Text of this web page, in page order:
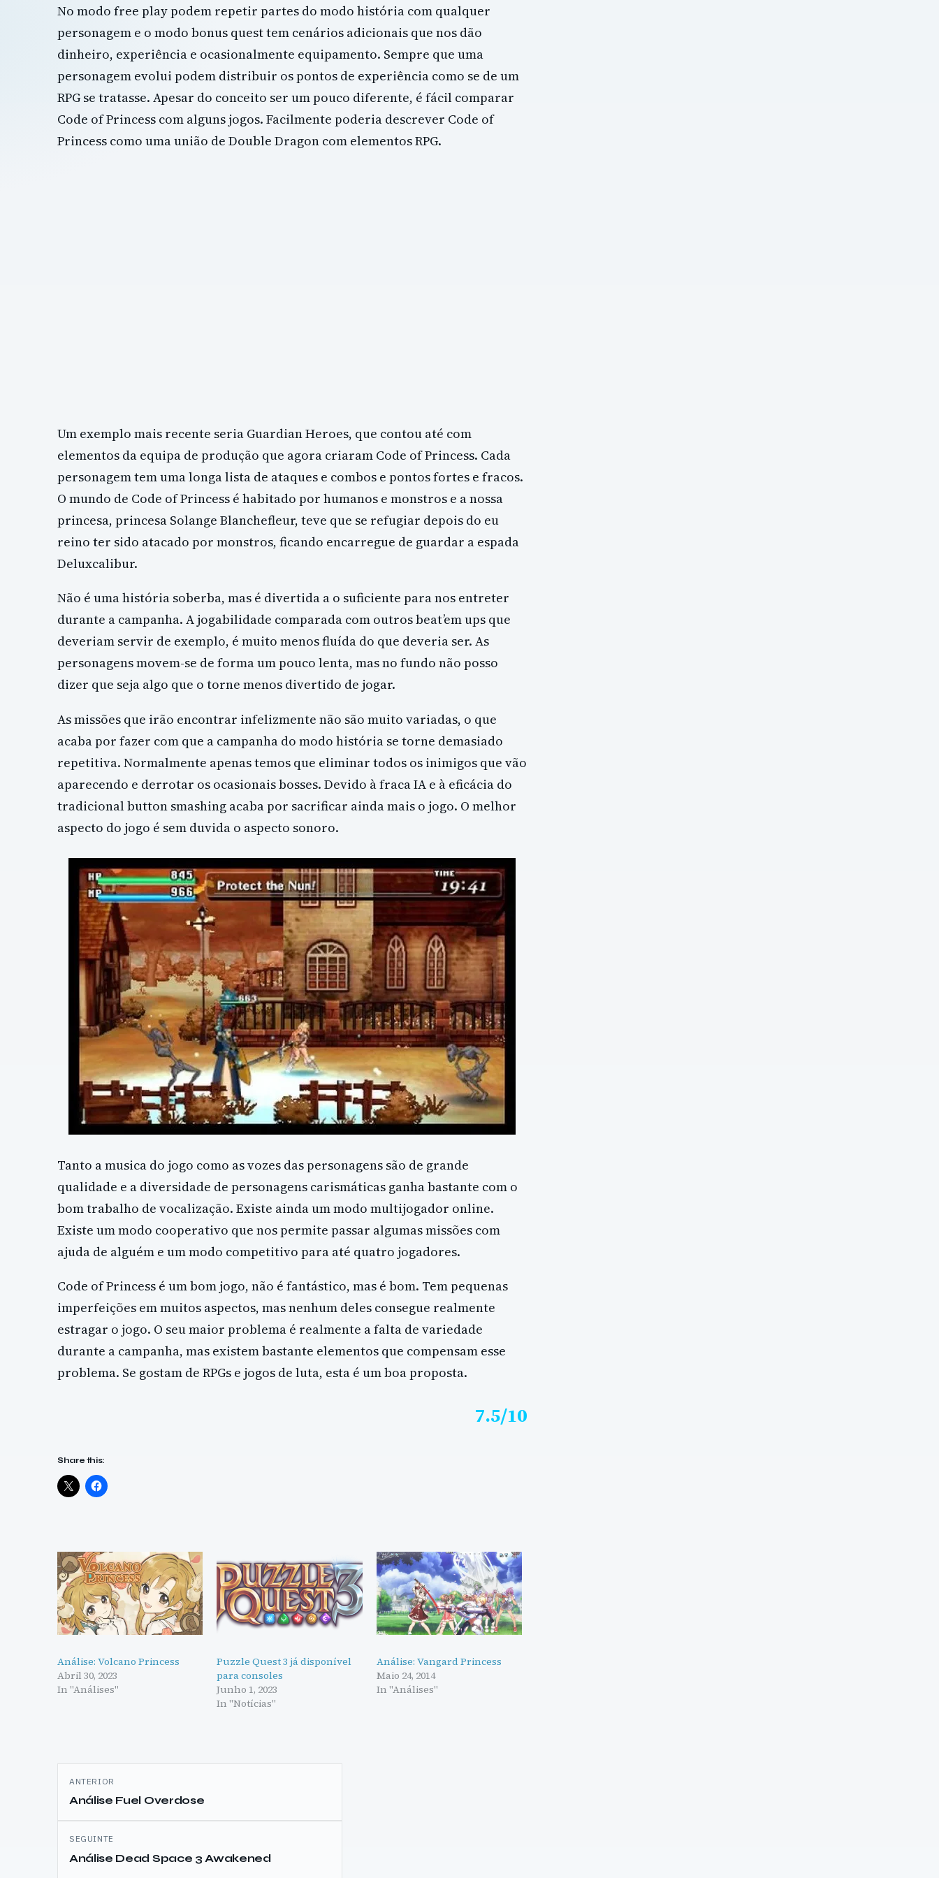
No modo free play podem repetir partes do modo história com qualquer
personagem e o modo bonus quest tem cenários adicionais que nos dão
dinheiro, experiência e ocasionalmente equipamento. Sempre que uma
personagem evolui podem distribuir os pontos de experiência como se de um
RPG se tratasse. Apesar do conceito ser um pouco diferente, é fácil comparar
Code of Princess com alguns jogos. Facilmente poderia descrever Code of
Princess como uma união de Double Dragon com elementos RPG.
Um exemplo mais recente seria Guardian Heroes, que contou até com
elementos da equipa de produção que agora criaram Code of Princess. Cada
personagem tem uma longa lista de ataques e combos e pontos fortes e fracos.
O mundo de Code of Princess é habitado por humanos e monstros e a nossa
princesa, princesa Solange Blanchefleur, teve que se refugiar depois do eu
reino ter sido atacado por monstros, ficando encarregue de guardar a espada
Deluxcalibur.
Não é uma história soberba, mas é divertida a o suficiente para nos entreter
durante a campanha. A jogabilidade comparada com outros beat’em ups que
deveriam servir de exemplo, é muito menos fluída do que deveria ser. As
personagens movem-se de forma um pouco lenta, mas no fundo não posso
dizer que seja algo que o torne menos divertido de jogar.
As missões que irão encontrar infelizmente não são muito variadas, o que
acaba por fazer com que a campanha do modo história se torne demasiado
repetitiva. Normalmente apenas temos que eliminar todos os inimigos que vão
aparecendo e derrotar os ocasionais bosses. Devido à fraca IA e à eficácia do
tradicional button smashing acaba por sacrificar ainda mais o jogo. O melhor
aspecto do jogo é sem duvida o aspecto sonoro.
Tanto a musica do jogo como as vozes das personagens são de grande
qualidade e a diversidade de personagens carismáticas ganha bastante com o
bom trabalho de vocalização. Existe ainda um modo multijogador online.
Existe um modo cooperativo que nos permite passar algumas missões com
ajuda de alguém e um modo competitivo para até quatro jogadores.
Code of Princess é um bom jogo, não é fantástico, mas é bom. Tem pequenas
imperfeições em muitos aspectos, mas nenhum deles consegue realmente
estragar o jogo. O seu maior problema é realmente a falta de variedade
durante a campanha, mas existem bastante elementos que compensam esse
problema. Se gostam de RPGs e jogos de luta, esta é um boa proposta.
7.5/10
Share this:
Análise: Volcano Princess
Abril 30, 2023
In "Análises"
Puzzle Quest 3 já disponível
para consoles
Junho 1, 2023
In "Notícias"
Análise: Vangard Princess
Maio 24, 2014
In "Análises"
Navegação
de
artigos
ANTERIOR
Análise Fuel Overdose
SEGUINTE
Análise Dead Space 3 Awakened